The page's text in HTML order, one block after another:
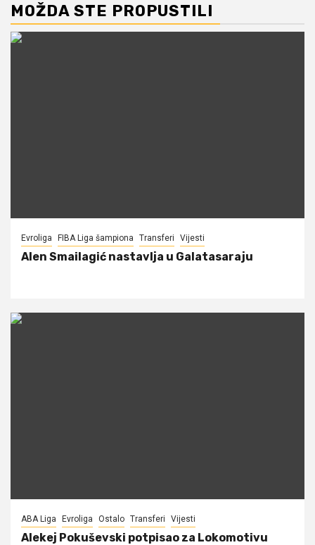
MOŽDA STE PROPUSTILI
Evroliga FIBA Liga šampiona Transferi Vijesti
Alen Smailagić nastavlja u Galatasaraju
ABA Liga Evroliga Ostalo Transferi Vijesti
Alekej Pokuševski potpisao za Lokomotivu